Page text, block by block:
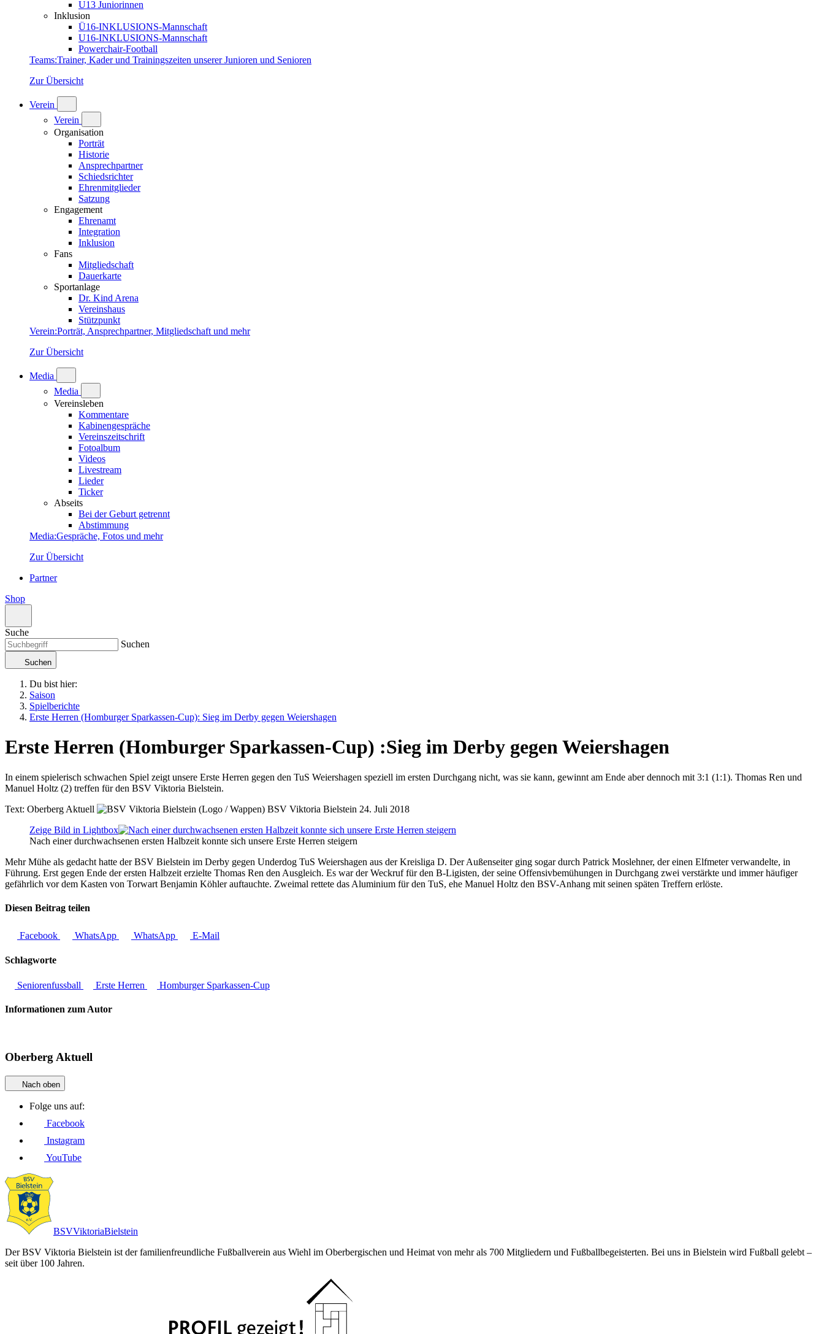
U13 Juniorinnen
Inklusion
Ü16-INKLUSIONS-Mannschaft
U16-INKLUSIONS-Mannschaft
Powerchair-Football
Teams:Trainer, Kader und Trainingszeiten unserer Junioren und Senioren
Zur Übersicht
Verein
Verein
Organisation
Porträt
Historie
Ansprechpartner
Schiedsrichter
Ehrenmitglieder
Satzung
Engagement
Ehrenamt
Integration
Inklusion
Fans
Mitgliedschaft
Dauerkarte
Sportanlage
Dr. Kind Arena
Vereinshaus
Stützpunkt
Verein:Porträt, Ansprechpartner, Mitgliedschaft und mehr
Zur Übersicht
Media
Media
Vereinsleben
Kommentare
Kabinengespräche
Vereinszeitschrift
Fotoalbum
Videos
Livestream
Lieder
Ticker
Abseits
Bei der Geburt getrennt
Abstimmung
Media:Gespräche, Fotos und mehr
Zur Übersicht
Partner
Shop
Suche
Suchen
Suchen
Du bist hier:
Saison
Spielberichte
Erste Herren (Homburger Sparkassen-Cup): Sieg im Derby gegen Weiershagen
Erste Herren (Homburger Sparkassen-Cup) :Sieg im Derby gegen Weiershagen
In einem spielerisch schwachen Spiel zeigt unsere Erste Herren gegen den TuS Weiershagen speziell im ersten Durchgang nicht, was sie kann, gewinnt am Ende aber dennoch mit 3:1 (1:1). Thomas Ren und
Manuel Holtz (2) treffen für den BSV Viktoria Bielstein.
Text: Oberberg Aktuell BSV Viktoria Bielstein 24. Juli 2018
Zeige Bild in Lightbox
Nach einer durchwachsenen ersten Halbzeit konnte sich unsere Erste Herren steigern
Mehr Mühe als gedacht hatte der BSV Bielstein im Derby gegen Underdog TuS Weiershagen aus der Kreisliga D. Der Außenseiter ging sogar durch Patrick Moslehner, der einen Elfmeter verwandelte, in
Führung. Erst gegen Ende der ersten Halbzeit erzielte Thomas Ren den Ausgleich. Es war der Weckruf für den B-Ligisten, der seine Offensivbemühungen in Durchgang zwei verstärkte und immer häufiger
gefährlich vor dem Kasten von Torwart Benjamin Köhler auftauchte. Zweimal rettete das Aluminium für den TuS, ehe Manuel Holtz den BSV-Anhang mit seinen späten Treffern erlöste.
Diesen Beitrag teilen
Facebook WhatsApp WhatsApp E-Mail
Schlagworte
Seniorenfussball Erste Herren Homburger Sparkassen-Cup
Informationen zum Autor
Oberberg Aktuell
Nach oben
Folge uns auf:
Facebook
Instagram
YouTube
BSVViktoriaBielstein
Der BSV Viktoria Bielstein ist der familienfreundliche Fußballverein aus Wiehl im Oberbergischen und Heimat von mehr als 700 Mitgliedern und Fußballbegeisterten. Bei uns in Bielstein wird Fußball gelebt –
seit über 100 Jahren.